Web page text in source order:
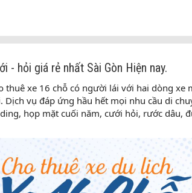
- hỏi giá rẻ nhất Sài Gòn Hiện nay.
thuê xe 16 chỗ có người lái với hai dòng xe
vụ đáp ứng hầu hết mọi nhu cầu di
họp mặt cuối năm, cưới hỏi, rước dâu,